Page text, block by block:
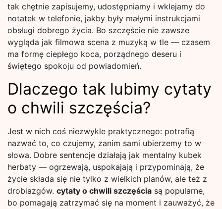
tak chętnie zapisujemy, udostępniamy i wklejamy do
notatek w telefonie, jakby były małymi instrukcjami
obsługi dobrego życia. Bo szczęście nie zawsze
wygląda jak filmowa scena z muzyką w tle — czasem
ma formę ciepłego koca, porządnego deseru i
świętego spokoju od powiadomień.
Dlaczego tak lubimy cytaty
o chwili szczęścia?
Jest w nich coś niezwykle praktycznego: potrafią
nazwać to, co czujemy, zanim sami ubierzemy to w
słowa. Dobre sentencje działają jak mentalny kubek
herbaty — ogrzewają, uspokajają i przypominają, że
życie składa się nie tylko z wielkich planów, ale też z
drobiazgów. cytaty o chwili szczęścia są popularne,
bo pomagają zatrzymać się na moment i zauważyć, że